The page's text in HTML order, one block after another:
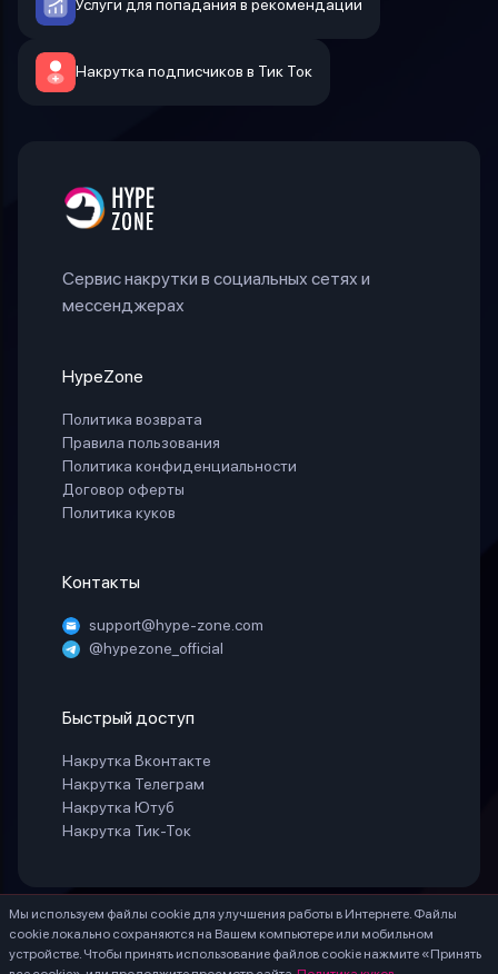
Услуги для попадания в рекомендации
Накрутка подписчиков в Тик Ток
Мы используем файлы cookie для улучшения работы в Интернете. Файлы
cookie локально сохраняются на Вашем компьютере или мобильном
устройстве. Чтобы принять использование файлов cookie нажмите «Принять
Сервис накрутки в социальных сетях и
мессенджерах
HypeZone
Политика возврата
Правила пользования
Политика конфиденциальности
Договор оферты
Политика куков
Контакты
support@hype-zone.com
@hypezone_official
Быстрый доступ
Накрутка Вконтакте
Накрутка Телеграм
Накрутка Ютуб
Накрутка Тик-Ток
© 2025 «HypeZone». Все права защищены.
ИП БЕЛАЯ СВЕТЛАНА ГЕННАДИЕВНА ИНН 771888066530 ОГРНИП
324774600203756